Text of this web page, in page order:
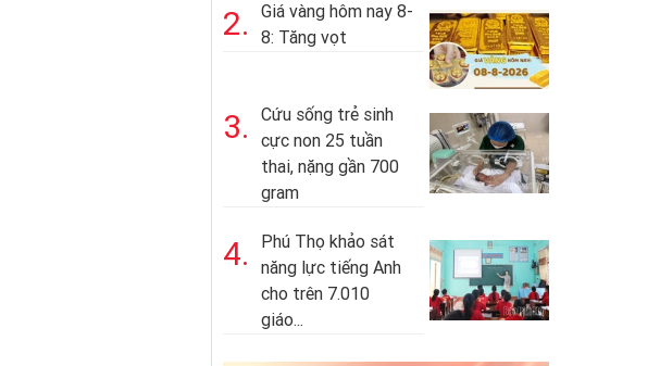
2.
Giá vàng hôm nay 8-
8: Tăng vọt
3.
Cứu sống trẻ sinh
cực non 25 tuần
thai, nặng gần 700
gram
4.
Phú Thọ khảo sát
năng lực tiếng Anh
cho trên 7.010
giáo...